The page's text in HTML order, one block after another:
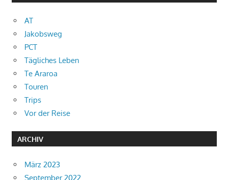
AT
Jakobsweg
PCT
Tägliches Leben
Te Araroa
Touren
Trips
Vor der Reise
ARCHIV
März 2023
September 2022